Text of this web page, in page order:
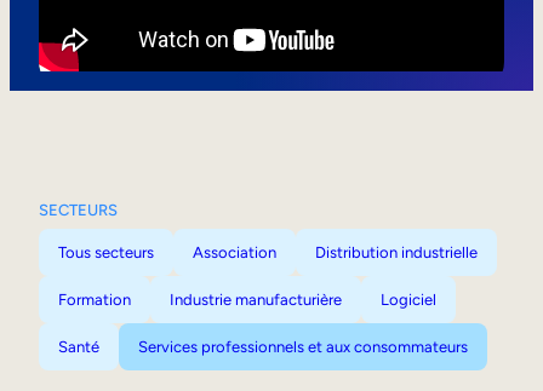
SECTEURS
Tous secteurs Association Distribution industrielle
Formation Industrie manufacturière Logiciel
Santé Services professionnels et aux consommateurs